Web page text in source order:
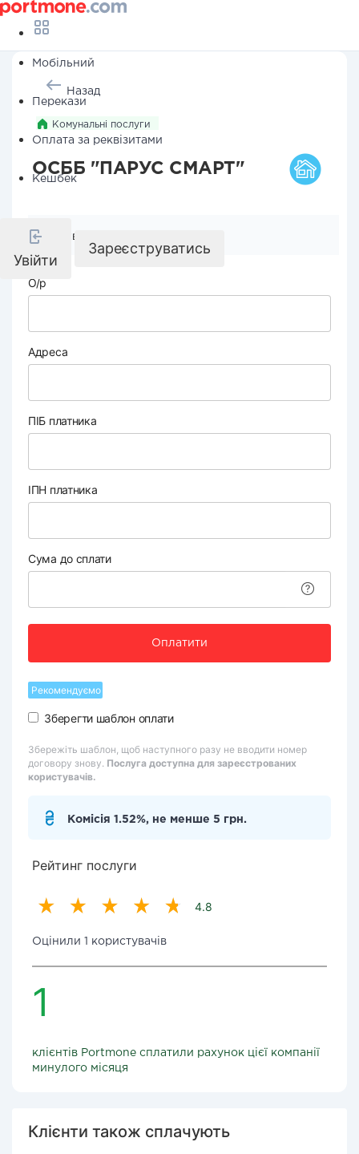
Мобільний
Перекази
Оплата за реквізитами
Кешбек
Увійти
Зареєструватись
Назад
Комунальні послуги
ОСББ "ПАРУС СМАРТ"
Реквізити компанії
О/р
Адреса
ПІБ платника
ІПН платника
Сума до сплати
Оплатити
Рекомендуємо
Зберегти шаблон оплати
Збережіть шаблон, щоб наступного разу не вводити номер
договору знову. Послуга доступна для зареєстрованих
користувачів.
Комісія 1.52%, не менше 5 грн.
Рейтинг послуги
4.8
Оцінили 1 користувачів
1
клієнтів Portmone сплатили рахунок цієї компанії
минулого місяця
Клієнти також сплачують